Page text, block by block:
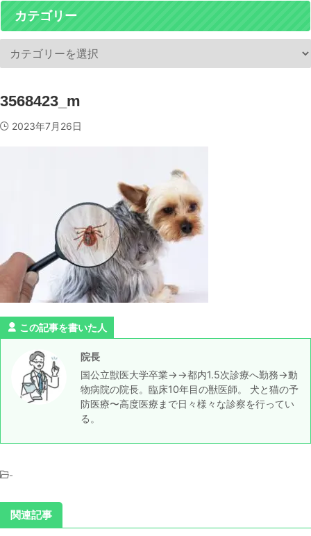
カテゴリー
3568423_m
2023年7月26日
この記事を書いた人
院長
国公立獣医大学卒業→→都内1.5次診療へ勤務→動
物病院の院長。臨床10年目の獣医師。 犬と猫の予
防医療〜高度医療まで日々様々な診察を行ってい
る。
-
関連記事